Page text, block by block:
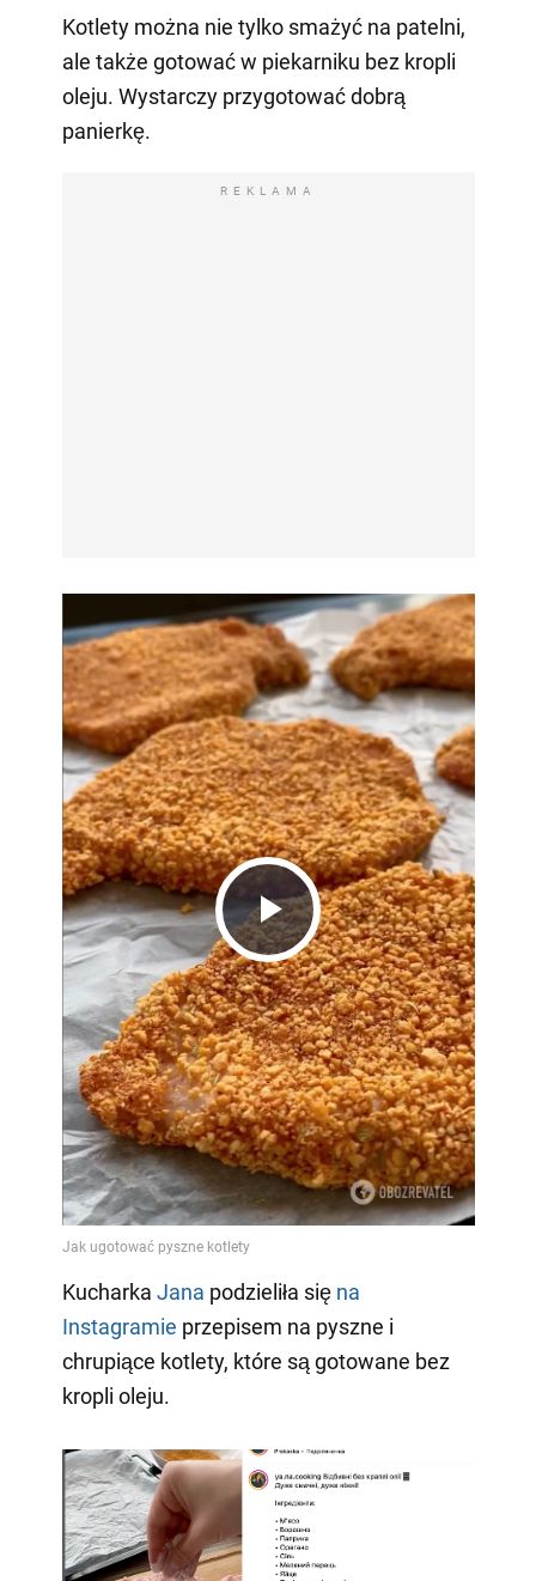
Kotlety można nie tylko smażyć na patelni,
ale także gotować w piekarniku bez kropli
oleju. Wystarczy przygotować dobrą
panierkę.
REKLAMA
Play
Video
Kucharka Jana podzieliła się na
Instagramie przepisem na pyszne i
chrupiące kotlety, które są gotowane bez
kropli oleju.